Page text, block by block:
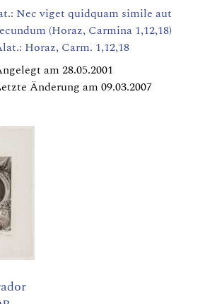
Nec viget quidquam simile aut
(Horaz, Carmina 1,12,18)
Horaz, Carm. 1,12,18
am 28.05.2001
Änderung am 09.03.2007